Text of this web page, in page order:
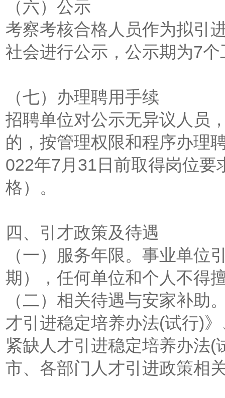
（六）公示
考察考核合格人员作为拟引
社会进行公示，公示期为7
（七）办理聘用手续
招聘单位对公示无异议人员
的，按管理权限和程序办理
022年7月31日前取得岗位
格）。
四、引才政策及待遇
（一）服务年限。事业单位
期），任何单位和个人不得
（二）相关待遇与安家补助
才引进稳定培养办法(试行)
紧缺人才引进稳定培养办法
市、各部门人才引进政策相